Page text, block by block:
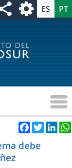
Facebook
Twitter
debe